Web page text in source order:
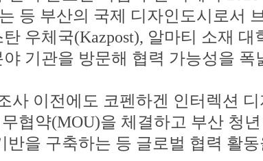
등 부산의 국제 디자인도시로서
우체국(Kazpost), 알마티 소재 대
야 기관을 방문해 협력 가능성을 폭
사 이전에도 코펜하겐 인터렉션
협약(MOU)을 체결하고 부산 청
반을 구축하는 등 글로벌 협력 활